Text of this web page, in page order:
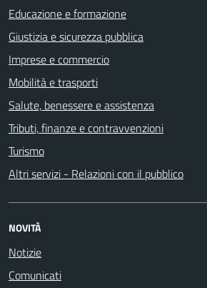
Educazione e formazione
Giustizia e sicurezza pubblica
Imprese e commercio
Mobilità e trasporti
Salute, benessere e assistenza
Tributi, finanze e contravvenzioni
Turismo
Altri servizi - Relazioni con il pubblico
NOVITÀ
Notizie
Comunicati